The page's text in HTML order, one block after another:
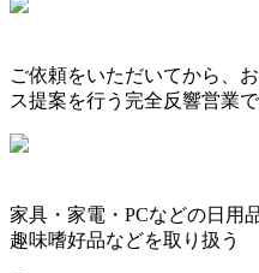
ご依頼をいただいてから、
ス提案を行う完全反響営業で
家具・家電・PCなどの日用
趣味嗜好品などを取り扱う